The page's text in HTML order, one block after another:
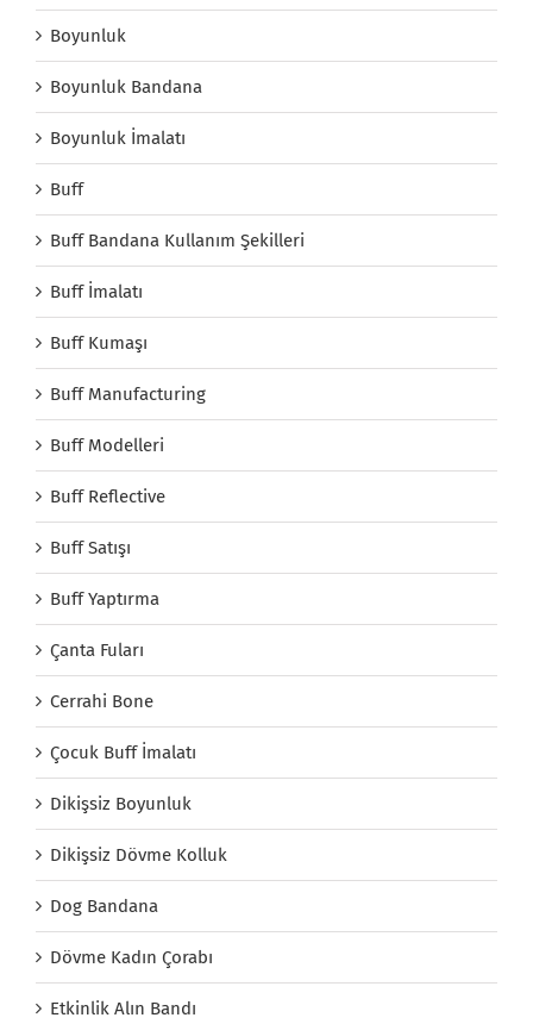
Boyunluk
Boyunluk Bandana
Boyunluk İmalatı
Buff
Buff Bandana Kullanım Şekilleri
Buff İmalatı
Buff Kumaşı
Buff Manufacturing
Buff Modelleri
Buff Reflective
Buff Satışı
Buff Yaptırma
Çanta Fuları
Cerrahi Bone
Çocuk Buff İmalatı
Dikişsiz Boyunluk
Dikişsiz Dövme Kolluk
Dog Bandana
Dövme Kadın Çorabı
Etkinlik Alın Bandı